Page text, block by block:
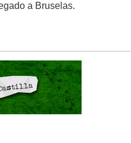
a Bruselas.